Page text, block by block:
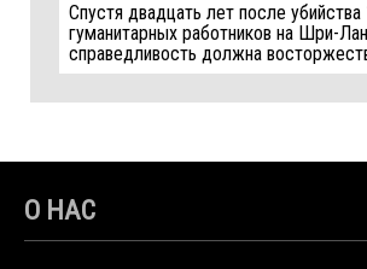
Спустя двадцать лет после убийства
гуманитарных работников на Шри-
справедливость должна
О НАС